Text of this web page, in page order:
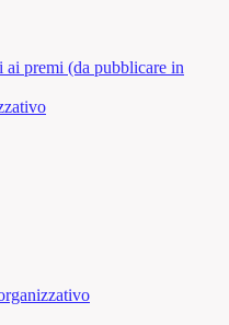
ai premi (da pubblicare in